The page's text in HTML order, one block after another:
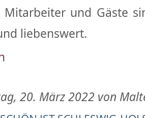
Mitarbeiter und Gäste
liebenswert.
20. März 2022 von